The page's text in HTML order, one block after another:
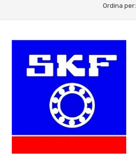
Ordina per: